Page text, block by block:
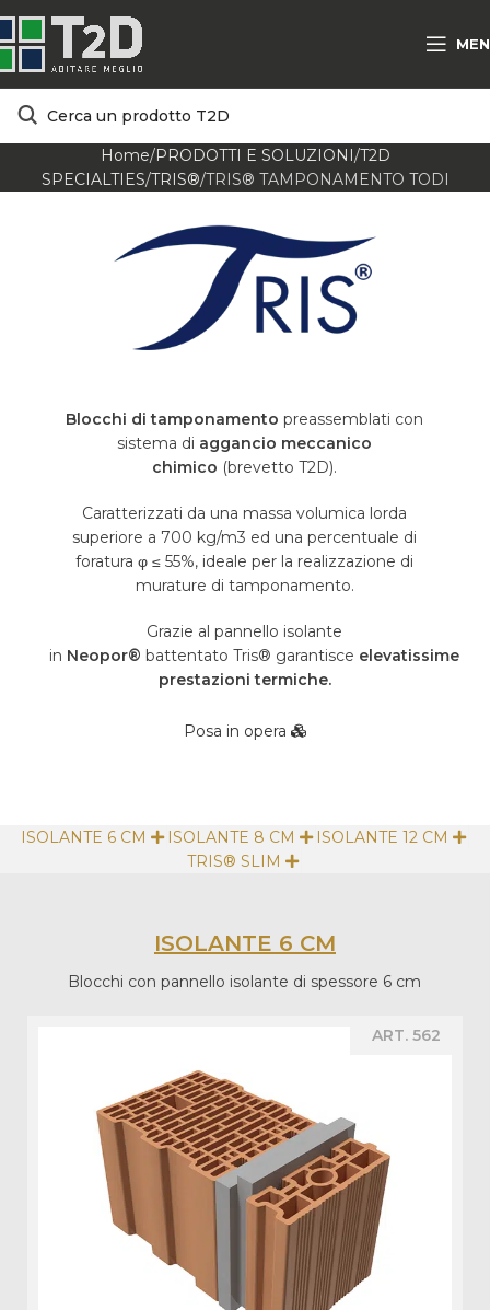
Home PRODOTTI E SOLUZIONI T2D
SPECIALTIES TRIS® TRIS® TAMPONAMENTO TODI
Blocchi di tamponamento preassemblati con
sistema di aggancio meccanico
chimico (brevetto T2D).
Caratterizzati da una massa volumica lorda
superiore a 700 kg/m3 ed una percentuale di
foratura φ ≤ 55%, ideale per la realizzazione di
murature di tamponamento.
Grazie al pannello isolante
in Neopor® battentato Tris® garantisce elevatissime
prestazioni termiche.
Posa in opera
ISOLANTE 6 CM ISOLANTE 8 CM
ISOLANTE 12 CM
TRIS® SLIM
ISOLANTE 6 CM
Blocchi con pannello isolante di spessore 6 cm
ART. 562